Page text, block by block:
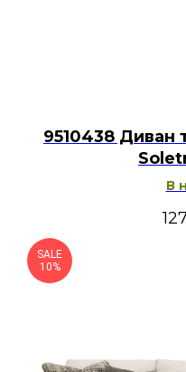
9510438 Диван
В
SALE
10%